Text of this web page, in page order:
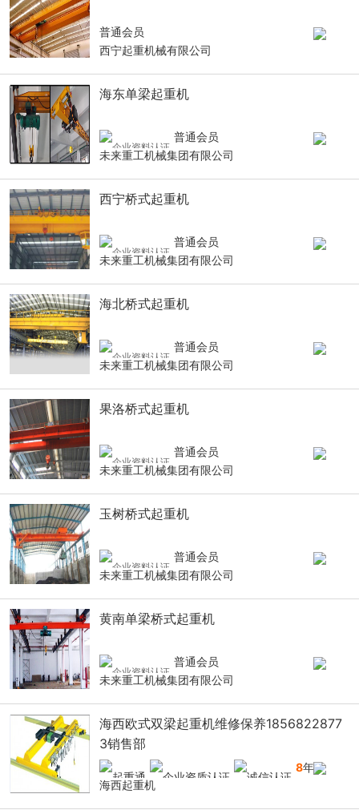
普通会员
西宁起重机械有限公司
海东单梁起重机
普通会员
未来重工机械集团有限公司
西宁桥式起重机
普通会员
未来重工机械集团有限公司
海北桥式起重机
普通会员
未来重工机械集团有限公司
果洛桥式起重机
普通会员
未来重工机械集团有限公司
玉树桥式起重机
普通会员
未来重工机械集团有限公司
黄南单梁桥式起重机
普通会员
未来重工机械集团有限公司
海西欧式双梁起重机维修保养1856822877
3销售部
8年
海西起重机